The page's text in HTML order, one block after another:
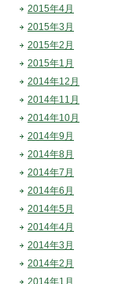
2015年4月
2015年3月
2015年2月
2015年1月
2014年12月
2014年11月
2014年10月
2014年9月
2014年8月
2014年7月
2014年6月
2014年5月
2014年4月
2014年3月
2014年2月
2014年1月